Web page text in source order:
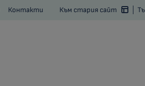
Контакти Към стария сайт